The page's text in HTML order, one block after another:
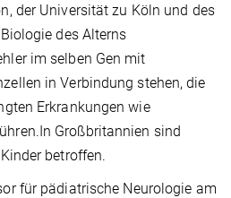
der Universität zu Köln und des
des Alterns
im selben Gen mit
in Verbindung stehen, die
Erkrankungen wie
Großbritannien sind
betroffen.
für pädiatrische Neurologie am